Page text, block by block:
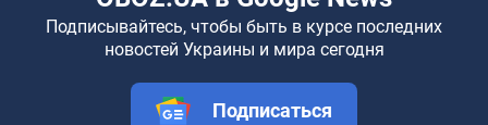
Подписывайтесь, чтобы быть в курсе последних
новостей Украины и мира сегодня
Подписаться